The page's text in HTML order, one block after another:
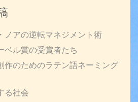
ノアの逆転マネジメント術
ベル賞の受賞者たち
作のためのラテン語ネーミング
る社会